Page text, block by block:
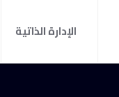
الإدارة الذاتية